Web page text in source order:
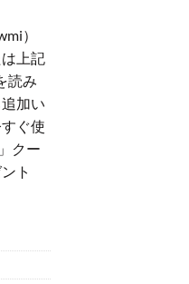
）
上記
読み
加い
ぐ使
クー
ト